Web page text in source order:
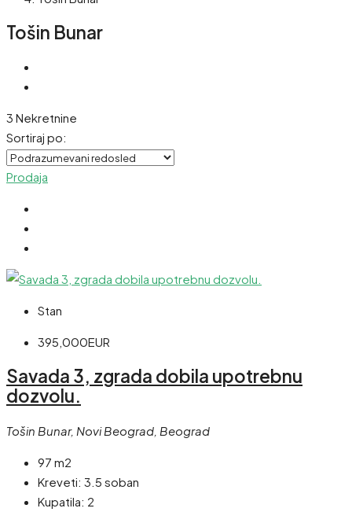
Tošin Bunar
3 Nekretnine
Sortiraj po:
Prodaja
Stan
395,000EUR
Savada 3, zgrada dobila upotrebnu
dozvolu.
Tošin Bunar, Novi Beograd, Beograd
97 m2
Kreveti: 3.5 soban
Kupatila: 2